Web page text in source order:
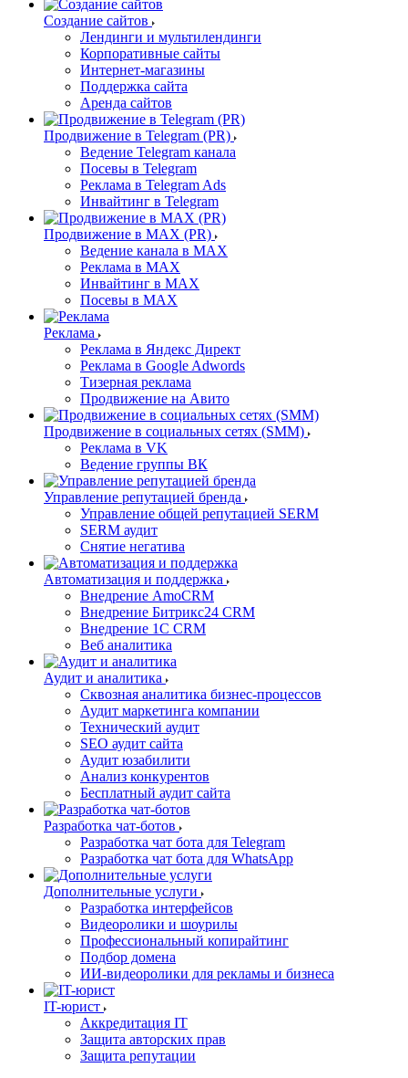
Создание сайтов
Лендинги и мультилендинги
Корпоративные сайты
Интернет-магазины
Поддержка сайта
Аренда сайтов
Продвижение в Telegram (PR)
Ведение Telegram канала
Посевы в Telegram
Реклама в Telegram Ads
Инвайтинг в Telegram
Продвижение в MAX (PR)
Ведение канала в MAX
Реклама в MAX
Инвайтинг в MAX
Посевы в MAX
Реклама
Реклама в Яндекс Директ
Реклама в Google Adwords
Тизерная реклама
Продвижение на Авито
Продвижение в социальных сетях (SMM)
Реклама в VK
Ведение группы ВК
Управление репутацией бренда
Управление общей репутацией SERM
SERM аудит
Снятие негатива
Автоматизация и поддержка
Внедрение AmoCRM
Внедрение Битрикс24 CRM
Внедрение 1C CRM
Веб аналитика
Аудит и аналитика
Сквозная аналитика бизнес-процессов
Аудит маркетинга компании
Технический аудит
SEO аудит сайта
Аудит юзабилити
Анализ конкурентов
Бесплатный аудит сайта
Разработка чат-ботов
Разработка чат бота для Telegram
Разработка чат бота для WhatsApp
Дополнительные услуги
Разработка интерфейсов
Видеоролики и шоурилы
Профессиональный копирайтинг
Подбор домена
ИИ-видеоролики для рекламы и бизнеса
IT-юрист
Аккредитация IT
Защита авторских прав
Защита репутации